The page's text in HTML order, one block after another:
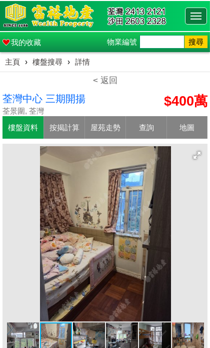
我的收藏 物業編號 搜尋
主頁 › 樓盤搜尋 › 詳情
< 返回
荃灣中心 三期開揚
荃景圍, 荃灣
$400萬
樓盤資料 按揭計算 屋苑走勢 查詢 地圖